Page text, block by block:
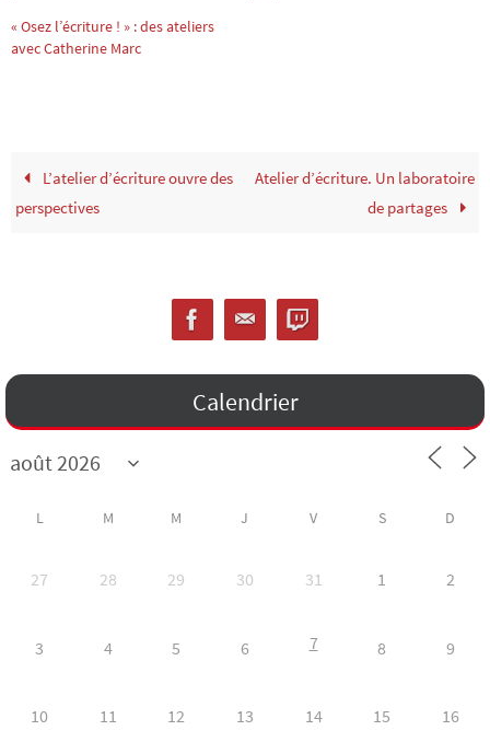
« Osez l’écriture ! » : des ateliers
avec Catherine Marc
L’atelier d’écriture ouvre des
perspectives
Atelier d’écriture. Un laboratoire
de partages
Calendrier
L M M J V S D
27 28 29 30 31 1 2
3 4 5 6 7 8 9
10 11 12 13 14 15 16